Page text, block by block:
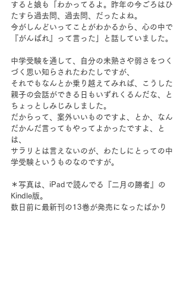
すると娘も「わかってるよ。昨年の今ごろはひ
たすら過去問、過去問、だったよね。
今がしんどいってことがわかるから、心の中で
『がんばれ』って言った」と話していました。
中学受験を通して、自分の未熟さや弱さをつく
づく思い知らされたわたしですが、
それでもなんとか乗り越えてみれば、こうした
親子の会話ができる日もいずれくるんだな、と
ちょっとしみじみしました。
だからって、案外いいものですよ、とか、なん
だかんだ言ってもやってよかったですよ、と
は、
サラリとは言えないのが、わたしにとっての中
学受験というものなのですが。
＊写真は、iPadで読んでる『二月の勝者』の
Kindle版。
数日前に最新刊の13巻が発売になったばかり